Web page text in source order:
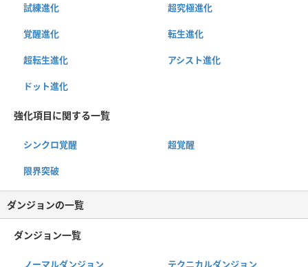
試練進化 超究極進化
覚醒進化 転生進化
超転生進化 アシスト進化
ドット進化
強化項目に関する一覧
シンクロ覚醒 超覚醒
限界突破
ダンジョンの一覧
ダンジョン一覧
ノーマルダンジョン テクニカルダンジョン